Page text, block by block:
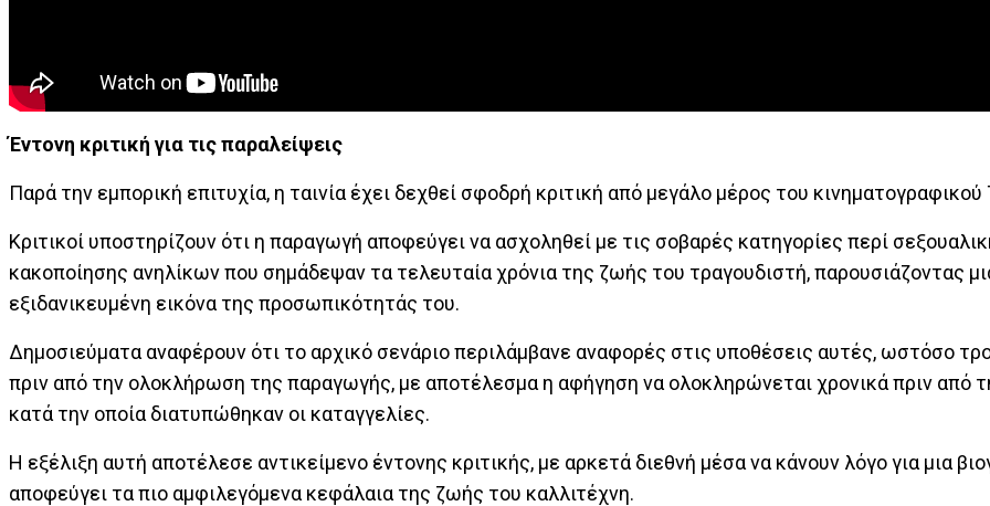
Έντονη κριτική για τις παραλείψεις
Παρά την εμπορική επιτυχία, η ταινία έχει δεχθεί σφοδρή κριτική από μεγάλο μέρος του
Κριτικοί υποστηρίζουν ότι η παραγωγή αποφεύγει να ασχοληθεί με τις σοβαρές κατηγορίες περί
κακοποίησης ανηλίκων που σημάδεψαν τα τελευταία χρόνια της ζωής του τραγουδιστή, παρουσιάζοντας
εξιδανικευμένη εικόνα της προσωπικότητάς του.
Δημοσιεύματα αναφέρουν ότι το αρχικό σενάριο περιλάμβανε αναφορές στις υποθέσεις αυτές, ωστόσο
πριν από την ολοκλήρωση της παραγωγής, με αποτέλεσμα η αφήγηση να ολοκληρώνεται χρονικά πριν από
κατά την οποία διατυπώθηκαν οι καταγγελίες.
Η εξέλιξη αυτή αποτέλεσε αντικείμενο έντονης κριτικής, με αρκετά διεθνή μέσα να κάνουν λόγο για μια
αποφεύγει τα πιο αμφιλεγόμενα κεφάλαια της ζωής του καλλιτέχνη.